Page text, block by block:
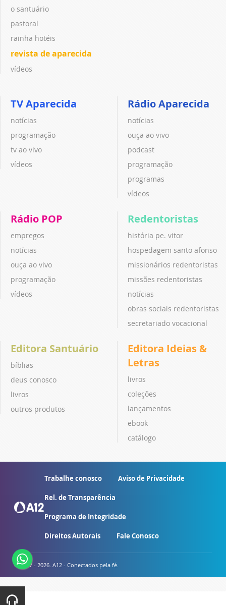
o santuário
pastoral
rainha hotéis
revista de aparecida
vídeos
TV Aparecida
notícias
programação
tv ao vivo
vídeos
Rádio Aparecida
notícias
ouça ao vivo
podcast
programação
programas
vídeos
Rádio POP
empregos
notícias
ouça ao vivo
programação
vídeos
Redentoristas
história pe. vitor
hospedagem santo afonso
missionários redentoristas
missões redentoristas
notícias
obras sociais redentoristas
secretariado vocacional
Editora Santuário
bíblias
deus conosco
livros
outros produtos
Editora Ideias &
Letras
livros
coleções
lançamentos
ebook
catálogo
Trabalhe conosco Aviso de Privacidade
Rel. de Transparência
Programa de Integridade
Direitos Autorais Fale Conosco
© 2007 - 2026. A12 - Conectados pela fé.